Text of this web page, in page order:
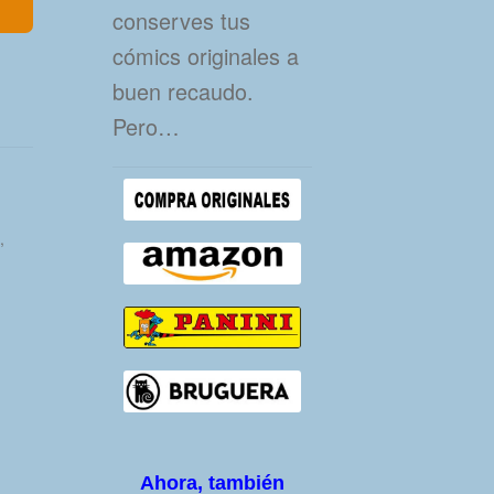
,
conserves tus
cómics originales a
buen recaudo.
Pero…
Ahora, también